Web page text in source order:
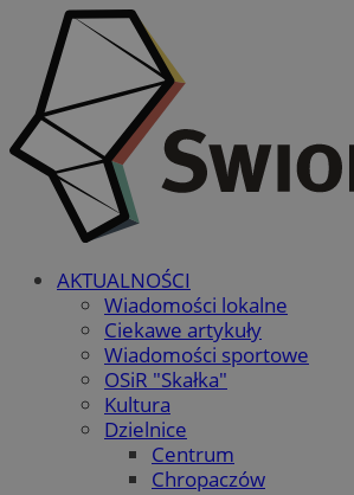
AKTUALNOŚCI
Wiadomości lokalne
Ciekawe artykuły
Wiadomości sportowe
OSiR "Skałka"
Kultura
Dzielnice
Centrum
Chropaczów